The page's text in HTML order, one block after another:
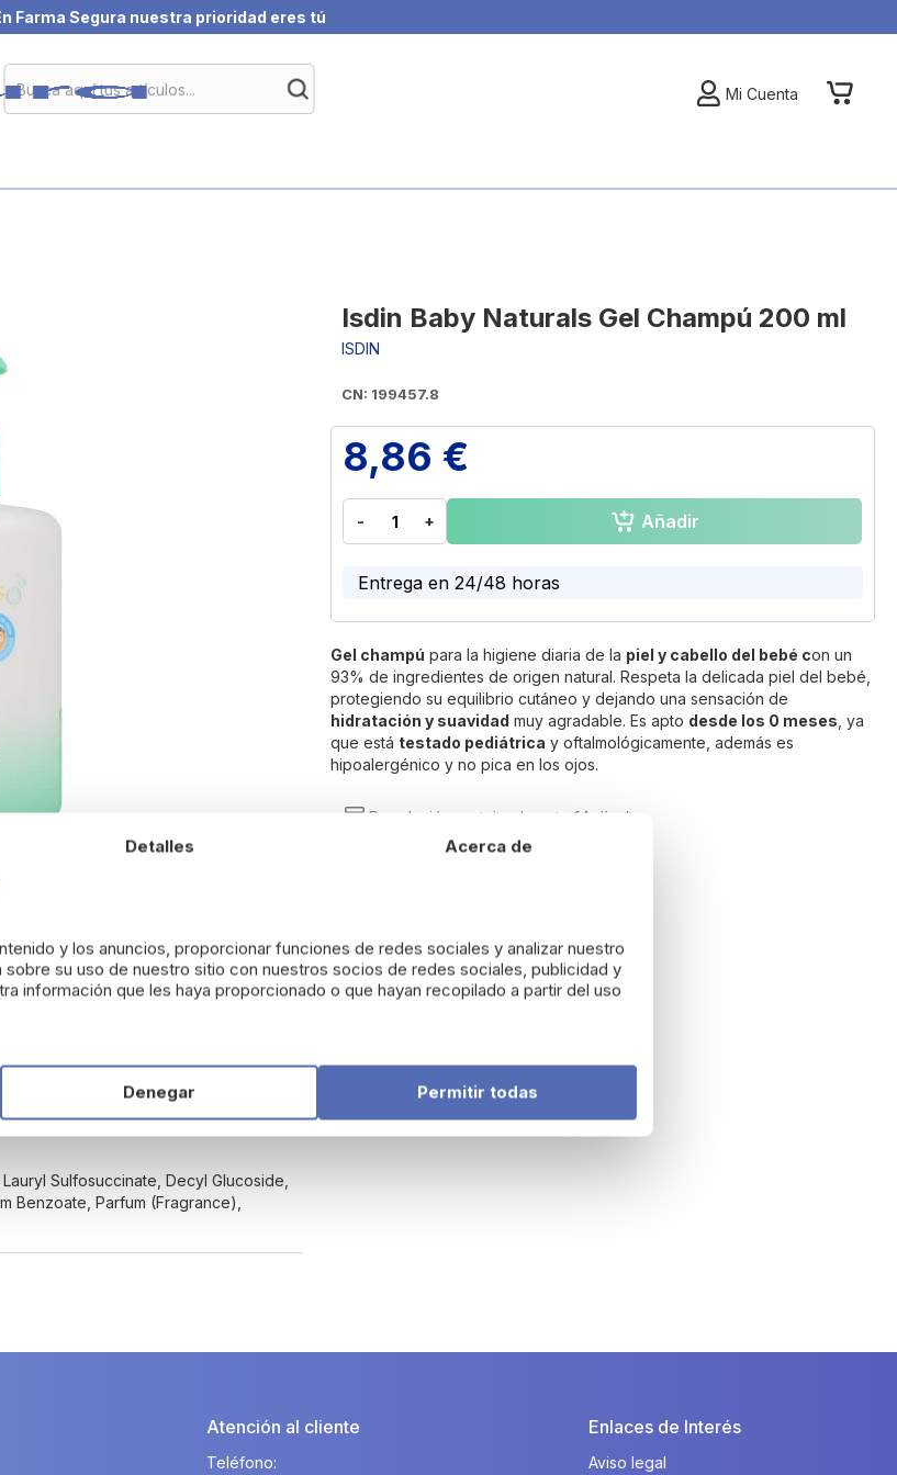
Farma Segura nuestra prioridad eres tú
My
Mi Cuenta
Isdin Baby Naturals Gel Champú 200 ml
ISDIN
CN: 199457.8
8,86 €
- + Añadir
Entrega en 24/48 horas
Gel champú para la higiene diaria de la piel y cabello del bebé con un
93% de ingredientes de origen natural. Respeta la delicada piel del bebé,
protegiendo su equilibrio cutáneo y dejando una sensación de
hidratación y suavidad muy agradable. Es apto desde los 0 meses , ya
que está testado pediátrica y oftalmológicamente, además es
hipoalergénico y no pica en los ojos.
Devolución gratuita durante 14 días*
forme espuma y aclarar con
las zonas de difícil acceso,
Sulfosuccinate, Decyl Glucoside,
Benzoate, Parfum (Fragrance),
Detalles Acerca de
y los anuncios, proporcionar funciones de redes sociales y analizar nuestro
su uso de nuestro sitio con nuestros socios de redes sociales, publicidad y
información que les haya proporcionado o que hayan recopilado a partir del uso
Denegar Permitir todas
Atención al cliente
Teléfono:
Enlaces de Interés
Aviso legal